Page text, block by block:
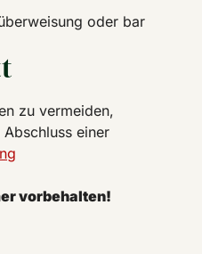
oder bar
zu vermeiden,
einer
vorbehalten!